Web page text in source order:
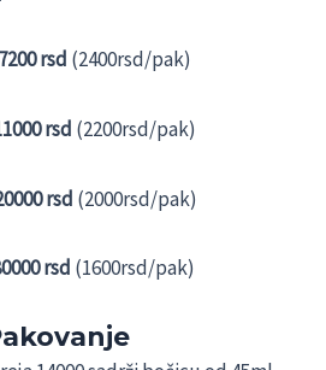
rsd (2400rsd/pak)
rsd (2200rsd/pak)
rsd (2000rsd/pak)
rsd (1600rsd/pak)